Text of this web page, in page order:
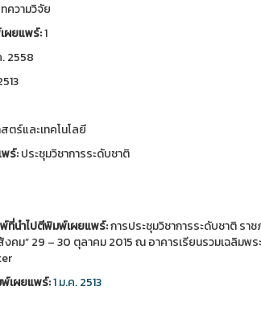
ความวิจัย
ผยแพร์:1
2558
ตร์และเทคโนโลยี
พร์:ประชุมวิชาการระดับชาติ
ที่นำไปตีพิมพ์เผยแพร์:การประชุมวิชาการระดับชาติ รา
งคม” 29 – 30 ตุลาคม 2015 ณ อาคารเรียนรวมเฉลิมพ
เผยแพร์:1 ม.ค. 2513